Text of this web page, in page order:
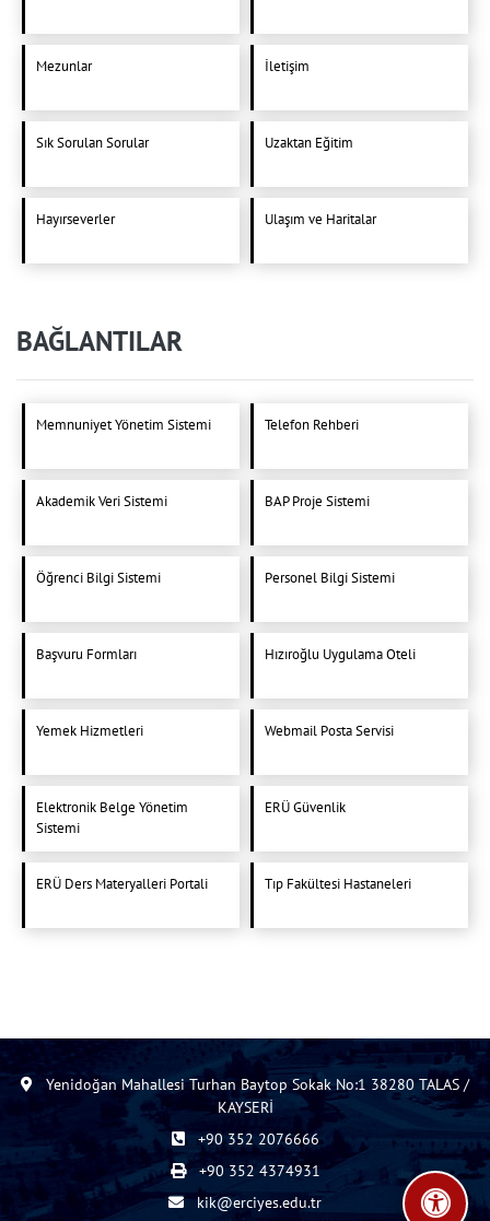
Mezunlar İletişim
Sık Sorulan Sorular Uzaktan Eğitim
Hayırseverler Ulaşım ve Haritalar
BAĞLANTILAR
Memnuniyet Yönetim Sistemi Telefon Rehberi
Akademik Veri Sistemi BAP Proje Sistemi
Öğrenci Bilgi Sistemi Personel Bilgi Sistemi
Başvuru Formları Hızıroğlu Uygulama Oteli
Yemek Hizmetleri Webmail Posta Servisi
Elektronik Belge Yönetim
Sistemi
ERÜ Güvenlik
ERÜ Ders Materyalleri Portali Tıp Fakültesi Hastaneleri
Yenidoğan Mahallesi Turhan Baytop Sokak No:1 38280 TALAS /
KAYSERİ
+90 352 2076666
+90 352 4374931
kik@erciyes.edu.tr